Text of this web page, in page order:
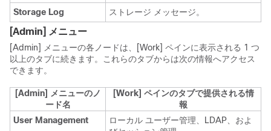
Storage Log
ストレージ メッセージ。
[Admin] メニュー
[Admin] メニューの各ノードは、[Work] ペインに表示される 1 つ
以上のタブに続きます。これらのタブからは次の情報へアクセス
できます。
[Admin]
メニューのノ
ード名
[Work] ペインのタブで提供される情
報
User Management
ローカル ユーザー管理、LDAP、およ